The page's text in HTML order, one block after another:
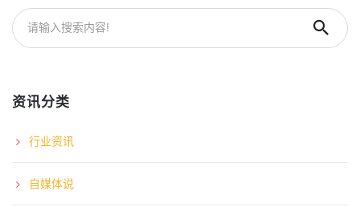
资讯分类
行业资讯
自媒体说